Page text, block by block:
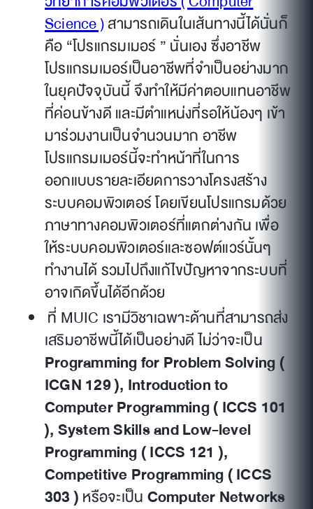
Science )สามารถเดินในเส้นทางนี้ได้นั่นก็
คือ “โปรแกรมเมอร์ ” นั่นเอง ซึ่งอาชีพ
โปรแกรมเมอร์เป็นอาชีพที่จำเป็นอย่างมาก
ในยุคปัจจุบันนี้ จึงทำให้มีค่าตอบแทนอาชีพ
ที่ค่อนข้างดี และมีตำแหน่งที่รอให้น้องๆ เข้า
มาร่วมงานเป็นจำนวนมาก อาชีพ
โปรแกรมเมอร์นี้จะทำหน้าที่ในการ
ออกแบบรายละเอียดการวางโครงสร้าง
ระบบคอมพิวเตอร์ โดยเขียนโปรแกรมด้วย
ภาษาทางคอมพิวเตอร์ที่แตกต่างกัน เพื่อ
ให้ระบบคอมพิวเตอร์และซอฟต์แวร์นั้นๆ
ทำงานได้ รวมไปถึงแก้ไขปัญหาจากระบบที่
อาจเกิดขึ้นได้อีกด้วย
ที่ MUIC เรามีวิชาเฉพาะด้านที่สามารถส่ง
เสริมอาชีพนี้ได้เป็นอย่างดี ไม่ว่าจะเป็น
Programming for Problem Solving (
ICGN 129 ), Introduction to
Computer Programming ( ICCS 101
), System Skills and Low-level
Programming ( ICCS 121 ),
Competitive Programming ( ICCS
303 )หรือจะเป็นComputer Networks